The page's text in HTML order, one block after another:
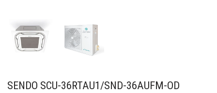
SENDO SCU-36RTAU1/SND-36AUFM-OD